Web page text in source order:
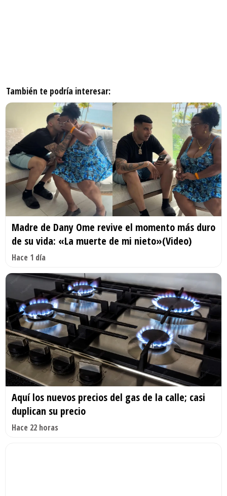
También te podría interesar:
Madre de Dany Ome revive el momento más duro
de su vida: «La muerte de mi nieto»(Video)
Hace 1 día
Aquí los nuevos precios del gas de la calle; casi
duplican su precio
Hace 22 horas